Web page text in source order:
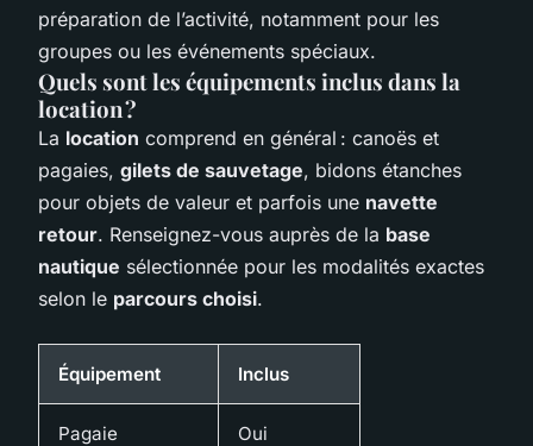
préparation de l’activité, notamment pour les
groupes ou les événements spéciaux.
Quels sont les équipements inclus dans la
location ?
La location comprend en général : canoës et
pagaies, gilets de sauvetage, bidons étanches
pour objets de valeur et parfois une navette
retour. Renseignez-vous auprès de la base
nautique sélectionnée pour les modalités exactes
selon le parcours choisi.
Équipement Inclus
Pagaie Oui